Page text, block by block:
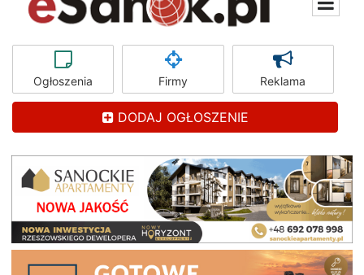
Ogłoszenia Firmy Reklama
DODAJ OGŁOSZENIE